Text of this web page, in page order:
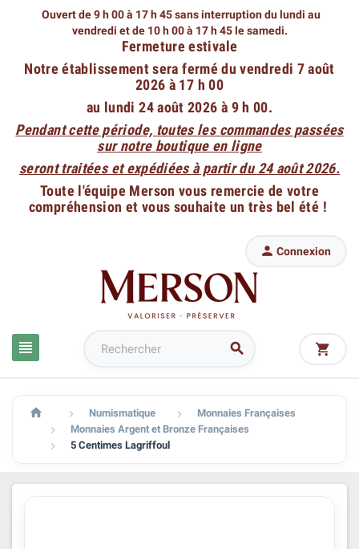
Ouvert de 9 h 00 à 17 h 45 sans interruption du lundi au
vendredi et de 10 h 00 à 17 h 45 le samedi.
Fermeture estivale
Notre établissement sera fermé du vendredi 7 août
2026 à 17 h 00
au lundi 24 août 2026 à 9 h 00.
Pendant cette période, toutes les commandes passées
sur notre boutique en ligne
seront traitées et expédiées à partir du 24 août 2026.
Toute l'équipe Merson vous remercie de votre
compréhension et vous souhaite un très bel été !
 
 Connexion

  Numismatique  Monnaies Françaises
 Monnaies Argent et Bronze Françaises
 5 Centimes Lagriffoul